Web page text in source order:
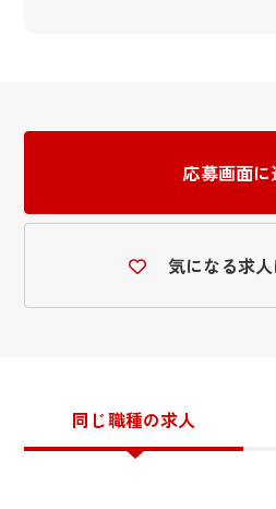
応募画面に
気になる求
同じ職種の求人